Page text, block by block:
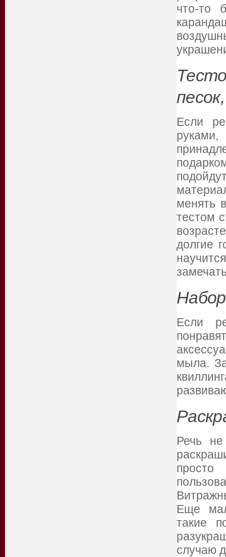
что-то
Если
менять
тестом
долгие
Если
мыла.
Речь
Еще
такие
случаю